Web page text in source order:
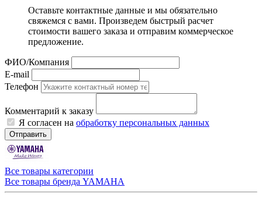
Оставьте контактные данные и мы обязательно
свяжемся с вами. Произведем быстрый расчет
стоимости вашего заказа и отправим коммерческое
предложение.
ФИО/Компания
E-mail
Телефон
Комментарий к заказу
Я согласен на обработку персональных данных
Отправить
Все товары категории
Все товары бренда YAMAHA